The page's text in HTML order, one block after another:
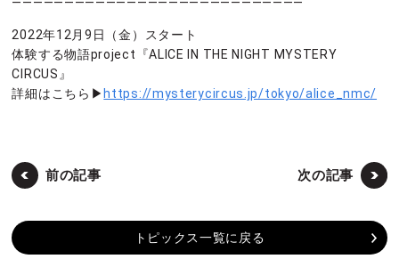
2022年12月9日（金）スタート
体験する物語project『ALICE IN THE NIGHT MYSTERY
CIRCUS』
詳細はこちら▶ https://mysterycircus.jp/tokyo/alice_nmc/
前の記事 次の記事
トピックス一覧に戻る